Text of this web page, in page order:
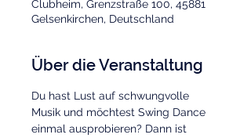
Clubheim, Grenzstraße 100, 45881
Gelsenkirchen, Deutschland
Über die Veranstaltung
Du hast Lust auf schwungvolle
Musik und möchtest Swing Dance
einmal ausprobieren? Dann ist